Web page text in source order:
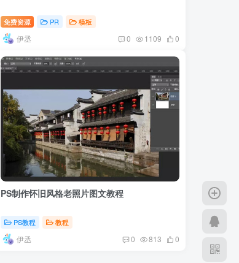
免费资源 PR 模板
伊丞 0 1109 0
PS制作怀旧风格老照片图文教程
PS教程 教程
伊丞 0 813 0